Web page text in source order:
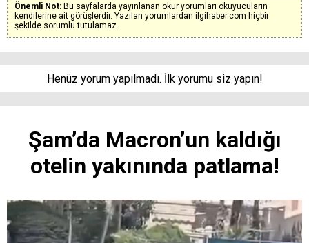
Önemli Not: Bu sayfalarda yayınlanan okur yorumları okuyucuların
kendilerine ait görüşlerdir. Yazılan yorumlardan ilgihaber.com hiçbir
şekilde sorumlu tutulamaz.
Henüz yorum yapılmadı. İlk yorumu siz yapın!
Şam’da Macron’un kaldığı
otelin yakınında patlama!